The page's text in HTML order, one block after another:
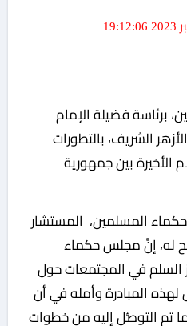
برئاسة فضيلة الإمام
الشريف، بالتطورات
الأخيرة بين جمهورية
المسلمين، المستشار
له، إنَّ مجلس حكماء
السلم في المجتمعات حول
المبادرة وأمله في أن
تم التوصُّل إليه من خطوات